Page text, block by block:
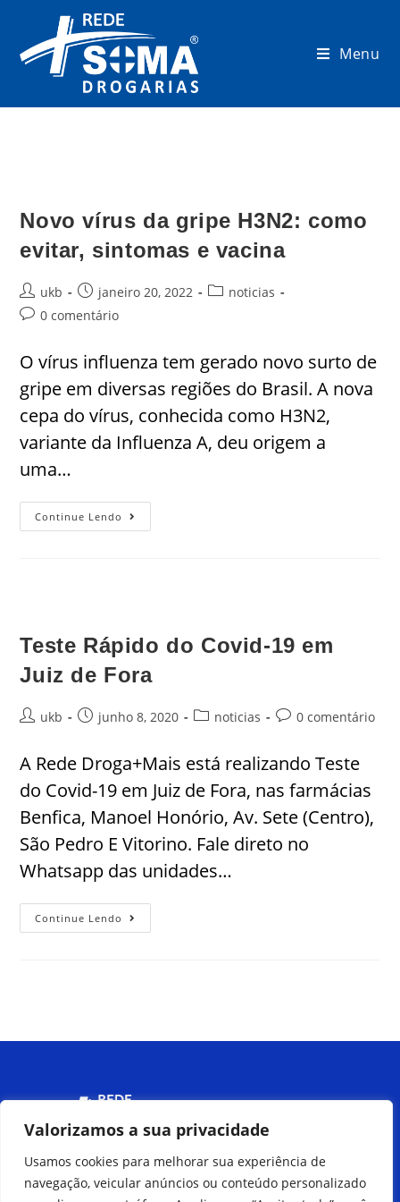
Valorizamos a sua privacidade
Usamos cookies para melhorar sua experiência de
navegação, veicular anúncios ou conteúdo personalizado
Menu
Novo vírus da gripe H3N2: como
evitar, sintomas e vacina
ukb janeiro 20, 2022
noticias
0 comentário
O vírus influenza tem gerado novo surto de
gripe em diversas regiões do Brasil. A nova
cepa do vírus, conhecida como H3N2,
variante da Influenza A, deu origem a
uma…
Continue Lendo
Teste Rápido do Covid-19 em
Juiz de Fora
ukb junho 8, 2020 noticias 0 comentário
A Rede Droga+Mais está realizando Teste
do Covid-19 em Juiz de Fora, nas farmácias
Benfica, Manoel Honório, Av. Sete (Centro),
São Pedro E Vitorino. Fale direto no
Whatsapp das unidades…
Continue Lendo
Peça pelo
Delivery